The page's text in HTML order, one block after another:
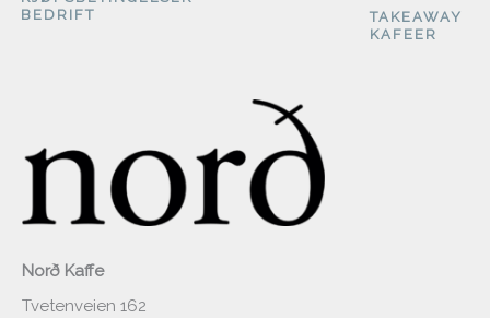
BEDRIFT
TAKEAWAY
KAFEER
Norð Kaffe
Tvetenveien 162